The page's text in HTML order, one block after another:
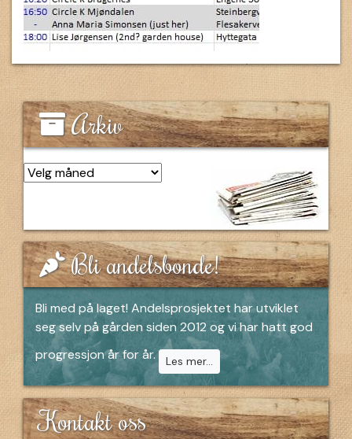
Arkiv
Bli andelsbonde!
Bli med på laget! Andelsprosjektet har utviklet
seg selv på gården siden 2012 og vi har hatt god
progressjon år for år.
Les mer...
Kontakt oss